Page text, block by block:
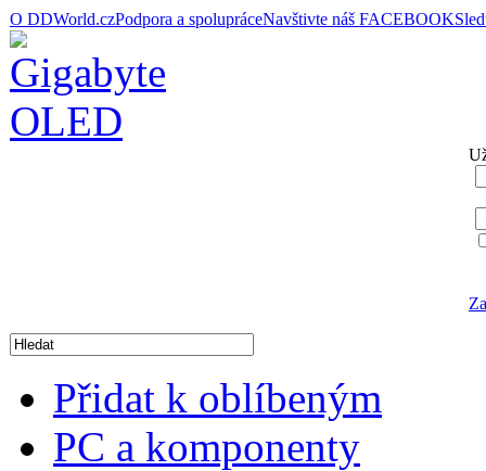
O DDWorld.czPodpora a spolupráceNavštivte náš FACEBOOK
Přidat k oblíbeným
PC a komponenty